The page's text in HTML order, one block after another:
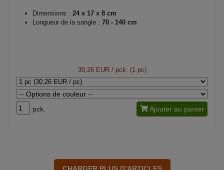
Dimensions : 24 x 17 x 8 cm
Longueur de la sangle : 70 - 140 cm
30,26 EUR/ pck. (1 pc)
pck. Ajouter au panier